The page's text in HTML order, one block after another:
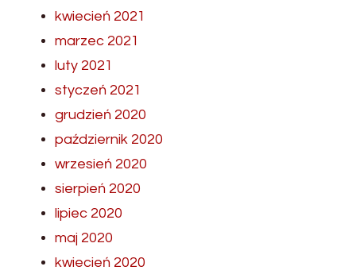
kwiecień 2021
marzec 2021
luty 2021
styczeń 2021
grudzień 2020
październik 2020
wrzesień 2020
sierpień 2020
lipiec 2020
maj 2020
kwiecień 2020